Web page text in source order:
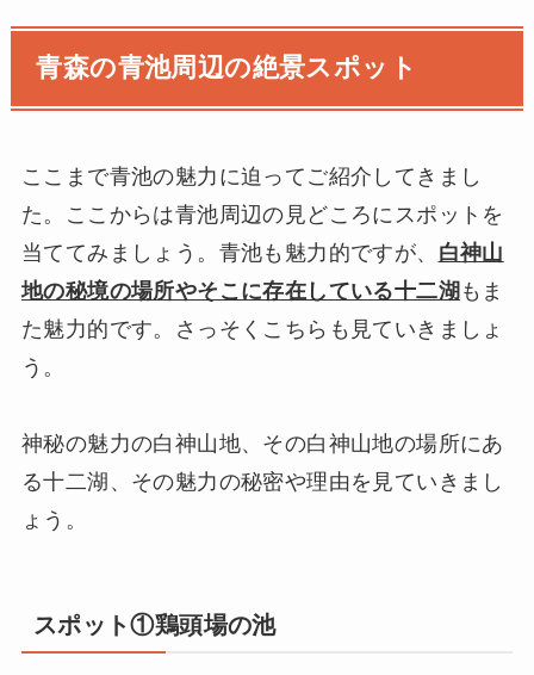
青森の青池周辺の絶景スポット
ここまで青池の魅力に迫ってご紹介してきまし
た。ここからは青池周辺の見どころにスポットを
当ててみましょう。青池も魅力的ですが、 白神山
地の秘境の場所やそこに存在している十二湖 もま
た魅力的です。さっそくこちらも見ていきましょ
う。
神秘の魅力の白神山地、その白神山地の場所にあ
る十二湖、その魅力の秘密や理由を見ていきまし
ょう。
スポット①鶏頭場の池